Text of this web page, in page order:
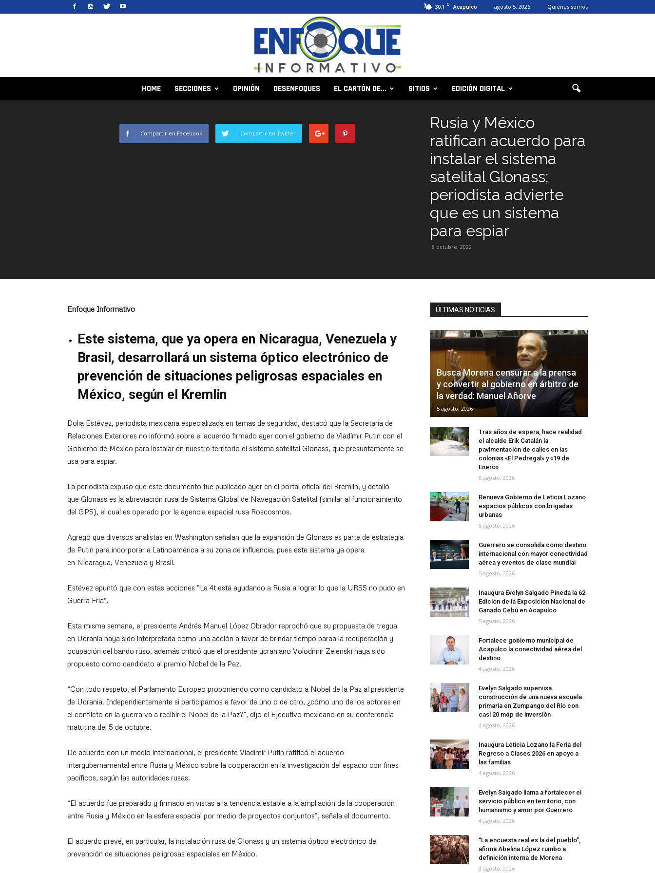
30.1 C Acapulco agosto 5, 2026 Quiénes somos
HOME SECCIONES OPINIÓN DESENFOQUES EL CARTÓN DE… SITIOS EDICIÓN DIGITAL
Rusia y México
ratifican acuerdo para
instalar el sistema
satelital Glonass;
periodista advierte
que es un sistema
para espiar
8 octubre, 2022
Compartir en Facebook Compartir en Twitter
Enfoque Informativo
Este sistema, que ya opera en Nicaragua, Venezuela y
Brasil, desarrollará un sistema óptico electrónico de
prevención de situaciones peligrosas espaciales en
México, según el Kremlin
Dolia Estévez, periodista mexicana especializada en temas de seguridad, destacó que la Secretaría de
Relaciones Exteriores no informó sobre el acuerdo firmado ayer con el gobierno de Vladímir Putin con el
Gobierno de México para instalar en nuestro territorio el sistema satelital Glonass, que presuntamente se
usa para espiar.
La periodista expuso que este documento fue publicado ayer en el portal oficial del Kremlin, y detalló
que Glonass es la abreviación rusa de Sistema Global de Navegación Satelital (similar al funcionamiento
del GPS), el cual es operado por la agencia espacial rusa Roscosmos.
Agregó que diversos analistas en Washington señalan que la expansión de Glonass es parte de estrategia
de Putin para incorporar a Latinoamérica a su zona de influencia, pues este sistema ya opera
en Nicaragua, Venezuela y Brasil.
Estévez apuntó que con estas acciones “La 4t está ayudando a Rusia a lograr lo que la URSS no pudo en
Guerra Fría”.
Esta misma semana, el presidente Andrés Manuel López Obrador reprochó que su propuesta de tregua
en Ucrania haya sido interpretada como una acción a favor de brindar tiempo paraa la recuperación y
ocupación del bando ruso, además criticó que el presidente ucraniano Volodímir Zelenski haya sido
propuesto como candidato al premio Nobel de la Paz.
“Con todo respeto, el Parlamento Europeo proponiendo como candidato a Nobel de la Paz al presidente
de Ucrania. Independientemente si participamos a favor de uno o de otro, ¿cómo uno de los actores en
el conflicto en la guerra va a recibir el Nobel de la Paz?”, dijo el Ejecutivo mexicano en su conferencia
matutina del 5 de octubre.
De acuerdo con un medio internacional, el presidente Vladímir Putin ratificó el acuerdo
intergubernamental entre Rusia y México sobre la cooperación en la investigación del espacio con fines
pacíficos, según las autoridades rusas.
“El acuerdo fue preparado y firmado en vistas a la tendencia estable a la ampliación de la cooperación
entre Rusia y México en la esfera espacial por medio de proyectos conjuntos”, señala el documento.
El acuerdo prevé, en particular, la instalación rusa de Glonass y un sistema óptico electrónico de
prevención de situaciones peligrosas espaciales en México.
ÚLTIMAS NOTICIAS
Busca Morena censurar a la prensa
y convertir al gobierno en árbitro de
la verdad: Manuel Añorve
5 agosto, 2026
Tras años de espera, hace realidad
el alcalde Erik Catalán la
pavimentación de calles en las
colonias «El Pedregal» y «19 de
Enero»
5 agosto, 2026
Renueva Gobierno de Leticia Lozano
espacios públicos con brigadas
urbanas
5 agosto, 2026
Guerrero se consolida como destino
internacional con mayor conectividad
aérea y eventos de clase mundial
5 agosto, 2026
Inaugura Evelyn Salgado Pineda la 62
Edición de la Exposición Nacional de
Ganado Cebú en Acapulco
5 agosto, 2026
Fortalece gobierno municipal de
Acapulco la conectividad aérea del
destino
4 agosto, 2026
Evelyn Salgado supervisa
construcción de una nueva escuela
primaria en Zumpango del Río con
casi 20 mdp de inversión
4 agosto, 2026
Inaugura Leticia Lozano la Feria del
Regreso a Clases 2026 en apoyo a
las familias
4 agosto, 2026
Evelyn Salgado llama a fortalecer el
servicio público en territorio, con
humanismo y amor por Guerrero
4 agosto, 2026
“La encuesta real es la del pueblo”,
afirma Abelina López rumbo a
definición interna de Morena
3 agosto, 2026